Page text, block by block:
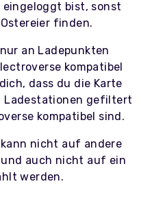
bist, sonst
finden.
an Ladepunkten
kompatibel
dass du die Karte
Ladestationen gefiltert
kompatibel sind.
nicht auf andere
auch nicht auf ein
werden.